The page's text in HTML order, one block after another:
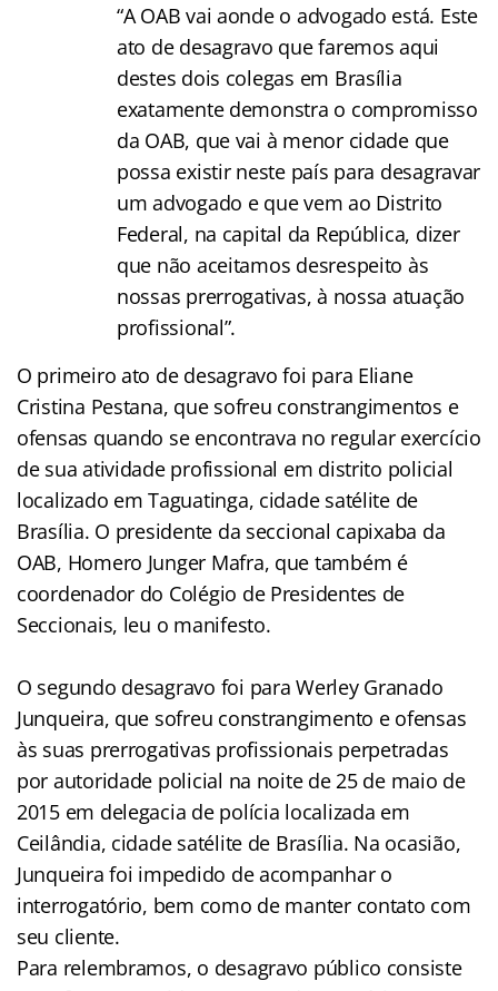
“A OAB vai aonde o advogado está. Este
ato de desagravo que faremos aqui
destes dois colegas em Brasília
exatamente demonstra o compromisso
da OAB, que vai à menor cidade que
possa existir neste país para desagravar
um advogado e que vem ao Distrito
Federal, na capital da República, dizer
que não aceitamos desrespeito às
nossas prerrogativas, à nossa atuação
profissional”.
O primeiro ato de desagravo foi para Eliane
Cristina Pestana, que sofreu constrangimentos e
ofensas quando se encontrava no regular exercício
de sua atividade profissional em distrito policial
localizado em Taguatinga, cidade satélite de
Brasília. O presidente da seccional capixaba da
OAB, Homero Junger Mafra, que também é
coordenador do Colégio de Presidentes de
Seccionais, leu o manifesto.
O segundo desagravo foi para Werley Granado
Junqueira, que sofreu constrangimento e ofensas
às suas prerrogativas profissionais perpetradas
por autoridade policial na noite de 25 de maio de
2015 em delegacia de polícia localizada em
Ceilândia, cidade satélite de Brasília. Na ocasião,
Junqueira foi impedido de acompanhar o
interrogatório, bem como de manter contato com
seu cliente.
Para relembramos, o desagravo público consiste